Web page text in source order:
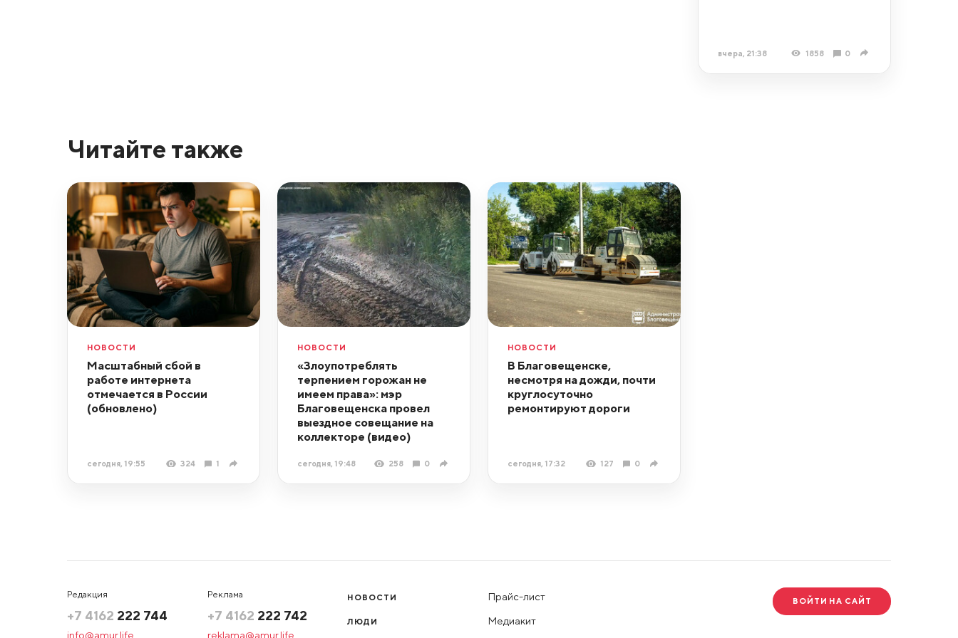
вчера, 21:38 1858 0
Читайте также
НОВОСТИ
Масштабный сбой в
работе интернета
отмечается в России
(обновлено)
сегодня, 19:55 324 1
НОВОСТИ
«Злоупотреблять
терпением горожан не
имеем права»: мэр
Благовещенска провел
выездное совещание на
коллекторе (видео)
сегодня, 19:48 258 0
НОВОСТИ
В Благовещенске,
несмотря на дожди, почти
круглосуточно
ремонтируют дороги
сегодня, 17:32 127 0
Редакция
+7 4162 222 744
info@amur.life
Реклама
+7 4162 222 742
reklama@amur.life
НОВОСТИ
ЛЮДИ
Прайс-лист
Медиакит
ВОЙТИ НА САЙТ